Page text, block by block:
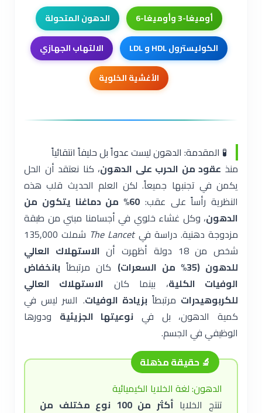
أوميغا-3 وأوميغا-6
الدهون المتحولة
الكوليسترول HDL و LDL
الالتهاب الجهازي
الأغشية الخلوية
🧪 المقدمة: الدهون ليست عدواً بل حليفاً انتقائياً
منذ عقود من الحرب على الدهون، كنا نعتقد أن الحل
يكمن في تجنبها جميعاً. لكن العلم الحديث قلب هذه
النظرية رأساً على عقب:
60% من دماغنا يتكون من
الدهون، وكل غشاء خلوي في أجسامنا مبني من طبقة
مزدوجة دهنية. دراسة فيThe Lancet
شملت 135,000
شخص من 18 دولة أظهرت أن
الاستهلاك العالي
للدهون (35% من السعرات)
كان مرتبطاً بانخفاض
الوفيات الكلية، بينما كان الاستهلاك العالي
للكربوهيدرات مرتبطاًبزيادة الوفيات. السر ليس في
كمية الدهون، بل في نوعيتها الجزيئية ودورها
الوظيفي في الجسم.
🔬 حقيقة مذهلة
الدهون: لغة الخلايا الكيميائية
تنتج الخلايا
أكثر من 100 نوع مختلف من